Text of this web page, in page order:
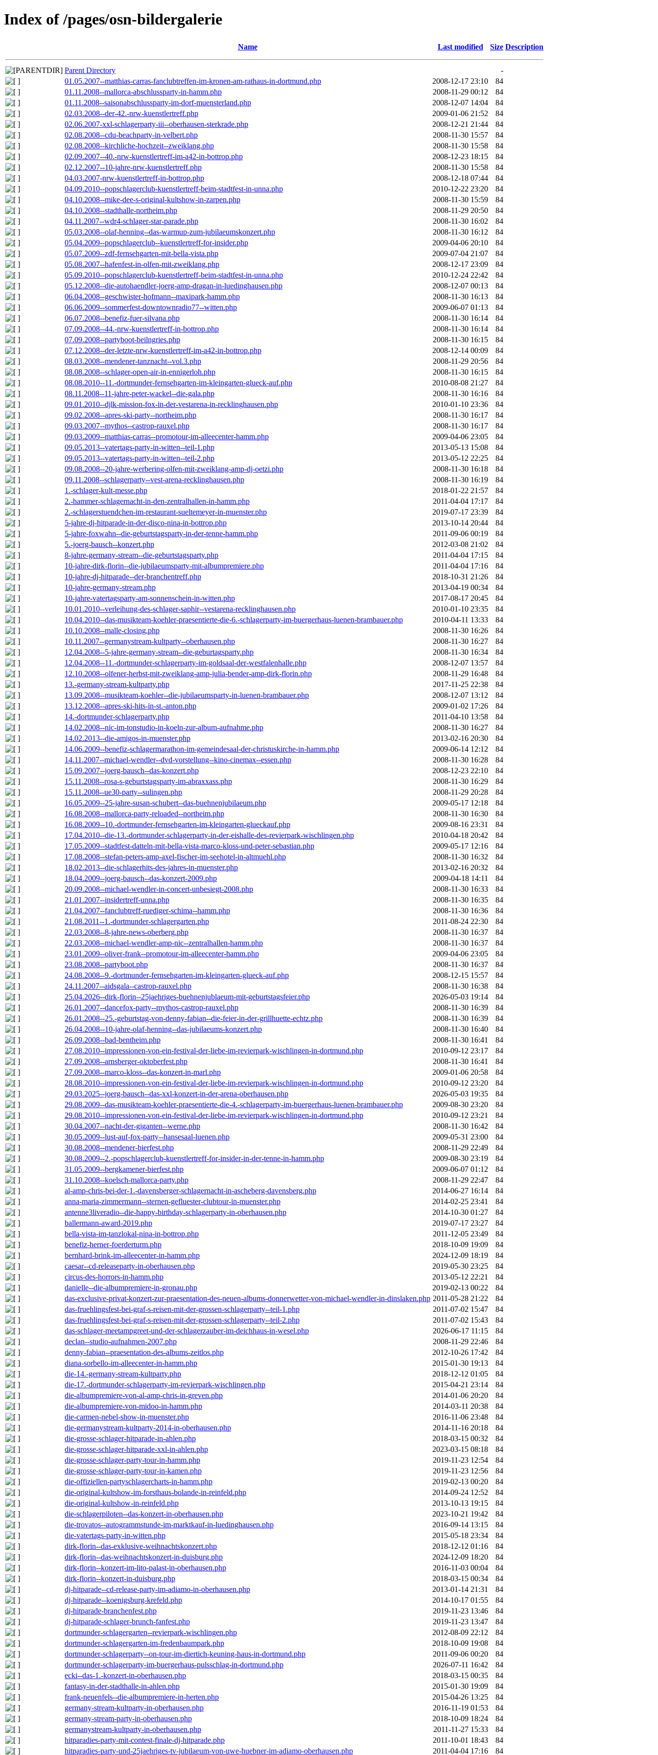
Index of /pages/osn-bildergalerie
Name Last modified Size Description
Parent Directory
-
01.05.2007--matthias-carras-fanclubtreffen-im-kronen-am-rathaus-in-dortmund.php
2008-12-17 23:10
84
01.11.2008--mallorca-abschlussparty-in-hamm.php
2008-11-29 00:12
84
01.11.2008--saisonabschlussparty-im-dorf-muensterland.php
2008-12-07 14:04
84
02.03.2008--der-42.-nrw-kuenstlertreff.php
2009-01-06 21:52
84
02.06.2007-xxl-schlagerparty-iii--oberhausen-sterkrade.php
2008-12-21 21:44
84
02.08.2008--cdu-beachparty-in-velbert.php
2008-11-30 15:57
84
02.08.2008--kirchliche-hochzeit--zweiklang.php
2008-11-30 15:58
84
02.09.2007--40.-nrw-kuenstlertreff-im-a42-in-bottrop.php
2008-12-23 18:15
84
02.12.2007--10-jahre-nrw-kuenstlertreff.php
2008-11-30 15:58
84
04.03.2007-nrw-kuenstlertreff-in-bottrop.php
2008-12-18 07:44
84
04.09.2010--popschlagerclub-kuenstlertreff-beim-stadtfest-in-unna.php
2010-12-22 23:20
84
04.10.2008--mike-dee-s-original-kultshow-in-zarpen.php
2008-11-30 15:59
84
04.10.2008--stadthalle-northeim.php
2008-11-29 20:50
84
04.11.2007--wdr4-schlager-star-parade.php
2008-11-30 16:02
84
05.03.2008--olaf-henning--das-warmup-zum-jubilaeumskonzert.php
2008-11-30 16:12
84
05.04.2009--popschlagerclub--kuenstlertreff-for-insider.php
2009-04-06 20:10
84
05.07.2009--zdf-fernsehgarten-mit-bella-vista.php
2009-07-04 21:07
84
05.08.2007--hafenfest-in-olfen-mit-zweiklang.php
2008-12-17 23:09
84
05.09.2010--popschlagerclub-kuenstlertreff-beim-stadtfest-in-unna.php
2010-12-24 22:42
84
05.12.2008--die-autohaendler-joerg-amp-dragan-in-luedinghausen.php
2008-12-07 00:13
84
06.04.2008--geschwister-hofmann--maxipark-hamm.php
2008-11-30 16:13
84
06.06.2009--sommerfest-downtownradio77--witten.php
2009-06-07 01:13
84
06.07.2008--benefiz-fuer-silvana.php
2008-11-30 16:14
84
07.09.2008--44.-nrw-kuenstlertreff-in-bottrop.php
2008-11-30 16:14
84
07.09.2008--partyboot-beilngries.php
2008-11-30 16:15
84
07.12.2008--der-letzte-nrw-kuenstlertreff-im-a42-in-bottrop.php
2008-12-14 00:09
84
08.03.2008--mendener-tanznacht--vol.3.php
2008-11-29 20:56
84
08.08.2008--schlager-open-air-in-ennigerloh.php
2008-11-30 16:15
84
08.08.2010--11.-dortmunder-fernsehgarten-im-kleingarten-glueck-auf.php
2010-08-08 21:27
84
08.11.2008--11-jahre-peter-wackel--die-gala.php
2008-11-30 16:16
84
09.01.2010--djlk-mission-fox-in-der-vestarena-in-recklinghausen.php
2010-01-10 23:36
84
09.02.2008--apres-ski-party--northeim.php
2008-11-30 16:17
84
09.03.2007--mythos--castrop-rauxel.php
2008-11-30 16:17
84
09.03.2009--matthias-carras--promotour-im-alleecenter-hamm.php
2009-04-06 23:05
84
09.05.2013--vatertags-party-in-witten--teil-1.php
2013-05-13 15:08
84
09.05.2013--vatertags-party-in-witten--teil-2.php
2013-05-12 22:25
84
09.08.2008--20-jahre-werbering-olfen-mit-zweiklang-amp-dj-oetzi.php
2008-11-30 16:18
84
09.11.2008--schlagerparty--vest-arena-recklinghausen.php
2008-11-30 16:19
84
1.-schlager-kult-messe.php
2018-01-22 21:57
84
2.-hammer-schlagernacht-in-den-zentralhallen-in-hamm.php
2011-04-04 17:17
84
2.-schlagerstuendchen-im-restaurant-sueltemeyer-in-muenster.php
2019-07-17 23:39
84
5-jahre-dj-hitparade-in-der-disco-nina-in-bottrop.php
2013-10-14 20:44
84
5-jahre-foxwahn--die-geburtstagsparty-in-der-tenne-hamm.php
2011-09-06 00:19
84
5.-joerg-bausch--konzert.php
2012-03-08 21:02
84
8-jahre-germany-stream--die-geburtstagsparty.php
2011-04-04 17:15
84
10-jahre-dirk-florin--die-jubilaeumsparty-mit-albumpremiere.php
2011-04-04 17:16
84
10-jahre-dj-hitparade--der-branchentreff.php
2018-10-31 21:26
84
10-jahre-germany-stream.php
2013-04-19 00:34
84
10-jahre-vatertagsparty-am-sonnenschein-in-witten.php
2017-08-17 20:45
84
10.01.2010--verleihung-des-schlager-saphir--vestarena-recklinghausen.php
2010-01-10 23:35
84
10.04.2010--das-musikteam-koehler-praesentierte-die-6.-schlagerparty-im-buergerhaus-luenen-brambauer.php
2010-04-11 13:33
84
10.10.2008--malle-closing.php
2008-11-30 16:26
84
10.11.2007--germanystream-kultparty--oberhausen.php
2008-11-30 16:27
84
12.04.2008--5-jahre-germany-stream--die-geburtagsparty.php
2008-11-30 16:34
84
12.04.2008--11.-dortmunder-schlagerparty-im-goldsaal-der-westfalenhalle.php
2008-12-07 13:57
84
12.10.2008--olfener-herbst-mit-zweiklang-amp-julia-bender-amp-dirk-florin.php
2008-11-29 16:48
84
13.-germany-stream-kultparty.php
2017-11-25 22:38
84
13.09.2008--musikteam-koehler--die-jubilaeumsparty-in-luenen-brambauer.php
2008-12-07 13:12
84
13.12.2008--apres-ski-hits-in-st.-anton.php
2009-01-02 17:26
84
14.-dortmunder-schlagerparty.php
2011-04-10 13:58
84
14.02.2008--nic-im-tonstudio-in-koeln-zur-album-aufnahme.php
2008-11-30 16:27
84
14.02.2013--die-amigos-in-muenster.php
2013-02-16 20:30
84
14.06.2009--benefiz-schlagermarathon-im-gemeindesaal-der-christuskirche-in-hamm.php
2009-06-14 12:12
84
14.11.2007--michael-wendler--dvd-vorstellung--kino-cinemax--essen.php
2008-11-30 16:28
84
15.09.2007--joerg-bausch--das-konzert.php
2008-12-23 22:10
84
15.11.2008--rosa-s-geburtstagsparty-im-abraxxass.php
2008-11-30 16:29
84
15.11.2008--ue30-party--sulingen.php
2008-11-29 20:28
84
16.05.2009--25-jahre-susan-schubert--das-buehnenjubilaeum.php
2009-05-17 12:18
84
16.08.2008--mallorca-party-reloaded--northeim.php
2008-11-30 16:30
84
16.08.2009--10.-dortmunder-fernsehgarten-im-kleingarten-glueckauf.php
2009-08-16 23:31
84
17.04.2010--die-13.-dortmunder-schlagerparty-in-der-eishalle-des-revierpark-wischlingen.php
2010-04-18 20:42
84
17.05.2009--stadtfest-datteln-mit-bella-vista-marco-kloss-und-peter-sebastian.php
2009-05-17 12:16
84
17.08.2008--stefan-peters-amp-axel-fischer-im-seehotel-in-altmuehl.php
2008-11-30 16:32
84
18.02.2013--die-schlagerhits-des-jahres-in-muenster.php
2013-02-16 20:32
84
18.04.2009--joerg-bausch--das-konzert-2009.php
2009-04-18 14:11
84
20.09.2008--michael-wendler-in-concert-unbesiegt-2008.php
2008-11-30 16:33
84
21.01.2007--insidertreff-unna.php
2008-11-30 16:35
84
21.04.2007--fanclubtreff-ruediger-schima--hamm.php
2008-11-30 16:36
84
21.08.2011--1.-dortmunder-schlagergarten.php
2011-08-24 22:30
84
22.03.2008--8-jahre-news-oberberg.php
2008-11-30 16:37
84
22.03.2008--michael-wendler-amp-nic--zentralhallen-hamm.php
2008-11-30 16:37
84
23.01.2009--oliver-frank--promotour-im-alleecenter-hamm.php
2009-04-06 23:05
84
23.08.2008--partyboot.php
2008-11-30 16:37
84
24.08.2008--9.-dortmunder-fernsehgarten-im-kleingarten-glueck-auf.php
2008-12-15 15:57
84
24.11.2007--aidsgala--castrop-rauxel.php
2008-11-30 16:38
84
25.04.2026--dirk-florin--25jaehriges-buehnenjublaeum-mit-geburtstagsfeier.php
2026-05-03 19:14
84
26.01.2007--dancefox-party--mythos-castrop-rauxel.php
2008-11-30 16:39
84
26.01.2008--25.-geburtstag-von-denny-fabian--die-feier-in-der-grillhuette-echtz.php
2008-11-30 16:39
84
26.04.2008--10-jahre-olaf-henning--das-jubilaeums-konzert.php
2008-11-30 16:40
84
26.09.2008--bad-bentheim.php
2008-11-30 16:41
84
27.08.2010--impressionen-von-ein-festival-der-liebe-im-revierpark-wischlingen-in-dortmund.php
2010-09-12 23:17
84
27.09.2008--arnsberger-oktoberfest.php
2008-11-30 16:41
84
27.09.2008--marco-kloss--das-konzert-in-marl.php
2009-01-06 20:58
84
28.08.2010--impressionen-von-ein-festival-der-liebe-im-revierpark-wischlingen-in-dortmund.php
2010-09-12 23:20
84
29.03.2025--joerg-bausch--das-xxl-konzert-in-der-arena-oberhausen.php
2026-05-03 19:35
84
29.08.2009--das-musikteam-koehler-praesentierte-die-4.-schlagerparty-im-buergerhaus-luenen-brambauer.php
2009-08-30 23:20
84
29.08.2010--impressionen-von-ein-festival-der-liebe-im-revierpark-wischlingen-in-dortmund.php
2010-09-12 23:21
84
30.04.2007--nacht-der-giganten--werne.php
2008-11-30 16:42
84
30.05.2009--lust-auf-fox-party--hansesaal-luenen.php
2009-05-31 23:00
84
30.08.2008--mendener-bierfest.php
2008-11-29 22:49
84
30.08.2009--2.-popschlagerclub-kuenstlertreff-for-insider-in-der-tenne-in-hamm.php
2009-08-30 23:19
84
31.05.2009--bergkamener-bierfest.php
2009-06-07 01:12
84
31.10.2008--koelsch-mallorca-party.php
2008-11-29 22:47
84
al-amp-chris-bei-der-1.-davensberger-schlagernacht-in-ascheberg-davensberg.php
2014-06-27 16:14
84
anna-maria-zimmermann--sternen-gefluester-clubtour-in-muenster.php
2014-02-25 23:41
84
antenne3liveradio--die-happy-birthday-schlagerparty-in-oberhausen.php
2014-10-30 01:27
84
ballermann-award-2019.php
2019-07-17 23:27
84
bella-vista-im-tanzlokal-nina-in-bottrop.php
2011-12-05 23:49
84
benefiz-herner-foerderturm.php
2018-10-09 19:09
84
bernhard-brink-im-alleecenter-in-hamm.php
2024-12-09 18:19
84
caesar--cd-releaseparty-in-oberhausen.php
2019-05-30 23:25
84
circus-des-horrors-in-hamm.php
2013-05-12 22:21
84
danielle--die-albumpremiere-in-gronau.php
2019-02-13 00:22
84
das-exclusive-privat-konzert-zur-praesentation-des-neuen-albums-donnerwetter-von-michael-wendler-in-dinslaken.php 2011-05-28 21:22
84
das-fruehlingsfest-bei-graf-s-reisen-mit-der-grossen-schlagerparty--teil-1.php
2011-07-02 15:47
84
das-fruehlingsfest-bei-graf-s-reisen-mit-der-grossen-schlagerparty--teil-2.php
2011-07-02 15:43
84
das-schlager-meetampgreet-und-der-schlagerzauber-im-deichhaus-in-wesel.php
2026-06-17 11:15
84
declan--studio-aufnahmen-2007.php
2008-11-29 22:46
84
denny-fabian--praesentation-des-albums-zeitlos.php
2012-10-26 17:42
84
diana-sorbello-im-alleecenter-in-hamm.php
2015-01-30 19:13
84
die-14.-germany-stream-kultparty.php
2018-12-12 01:05
84
die-17.-dortmunder-schlagerparty-im-revierpark-wischlingen.php
2015-04-21 23:14
84
die-albumpremiere-von-al-amp-chris-in-greven.php
2014-01-06 20:20
84
die-albumpremiere-von-midoo-in-hamm.php
2014-03-11 20:38
84
die-carmen-nebel-show-in-muenster.php
2016-11-06 23:48
84
die-germanystream-kultparty-2014-in-oberhausen.php
2014-11-16 20:18
84
die-grosse-schlager-hitparade-in-ahlen.php
2018-03-15 00:32
84
die-grosse-schlager-hitparade-xxl-in-ahlen.php
2023-03-15 08:18
84
die-grosse-schlager-party-tour-in-hamm.php
2019-11-23 12:54
84
die-grosse-schlager-party-tour-in-kamen.php
2019-11-23 12:56
84
die-offiziellen-partyschlagercharts-in-hamm.php
2019-02-13 00:20
84
die-original-kultshow-im-forsthaus-bolande-in-reinfeld.php
2014-09-24 12:52
84
die-original-kultshow-in-reinfeld.php
2013-10-13 19:15
84
die-schlagerpiloten--das-konzert-in-oberhausen.php
2023-10-21 19:42
84
die-trovatos--autogrammstunde-im-marktkauf-in-luedinghausen.php
2016-09-14 13:15
84
die-vatertags-party-in-witten.php
2015-05-18 23:34
84
dirk-florin--das-exklusive-weihnachtskonzert.php
2018-12-12 01:16
84
dirk-florin--das-weihnachtskonzert-in-duisburg.php
2024-12-09 18:20
84
dirk-florin--konzert-im-lito-palast-in-oberhausen.php
2016-11-03 00:04
84
dirk-florin--konzert-in-duisburg.php
2018-03-15 00:34
84
dj-hitparade--cd-release-party-im-adiamo-in-oberhausen.php
2013-01-14 21:31
84
dj-hitparade--koenigsburg-krefeld.php
2014-10-17 01:55
84
dj-hitparade-branchenfest.php
2019-11-23 13:46
84
dj-hitparade-schlager-brunch-fanfest.php
2019-11-23 13:47
84
dortmunder-schlagergarten--revierpark-wischlingen.php
2012-08-09 22:12
84
dortmunder-schlagergarten-im-fredenbaumpark.php
2018-10-09 19:08
84
dortmunder-schlagerparty--on-tour-im-diertich-keuning-haus-in-dortmund.php
2011-09-06 00:20
84
dortmunder-schlagerparty-im-buergerhaus-pulsschlag-in-dortmund.php
2026-07-11 16:42
84
ecki--das-1.-konzert-in-oberhausen.php
2018-03-15 00:35
84
fantasy-in-der-stadthalle-in-ahlen.php
2015-01-30 19:09
84
frank-neuenfels--die-albumpremiere-in-herten.php
2015-04-26 13:25
84
germany-stream-kultparty-in-oberhausen.php
2016-11-19 01:53
84
germany-stream-party-in-oberhausen.php
2018-10-09 18:24
84
germanystream-kultparty-in-oberhausen.php
2011-11-27 15:33
84
hitparadies-party-mit-contest-finale-dj-hitparade.php
2011-10-01 18:43
84
hitparadies-party-und-25jaehriges-tv-jubilaeum-von-uwe-huebner-im-adiamo-oberhausen.php
2011-04-04 17:16 84